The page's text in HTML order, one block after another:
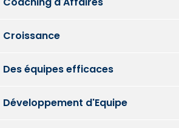
Croissance
Des équipes efficaces
Développement d'Equipe